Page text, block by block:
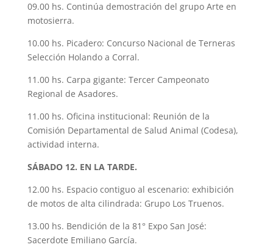
09.00 hs. Continúa demostración del grupo Arte en
motosierra.
10.00 hs. Picadero: Concurso Nacional de Terneras
Selección Holando a Corral.
11.00 hs. Carpa gigante: Tercer Campeonato
Regional de Asadores.
11.00 hs. Oficina institucional: Reunión de la
Comisión Departamental de Salud Animal (Codesa),
actividad interna.
SÁBADO 12. EN LA TARDE.
12.00 hs. Espacio contiguo al escenario: exhibición
de motos de alta cilindrada: Grupo Los Truenos.
13.00 hs. Bendición de la 81° Expo San José:
Sacerdote Emiliano García.